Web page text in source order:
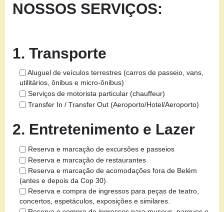
NOSSOS SERVIÇOS:
1. Transporte
Aluguel de veículos terrestres (carros de passeio, vans,
utilitários, ônibus e micro-ônibus)
Serviços de motorista particular (chauffeur)
Transfer In / Transfer Out (Aeroporto/Hotel/Aeroporto)
2. Entretenimento e Lazer
Reserva e marcação de excursões e passeios
Reserva e marcação de restaurantes
Reserva e marcação de acomodações fora de Belém
(antes e depois da Cop 30).
Reserva e compra de ingressos para peças de teatro,
concertos, espetáculos, exposições e similares.